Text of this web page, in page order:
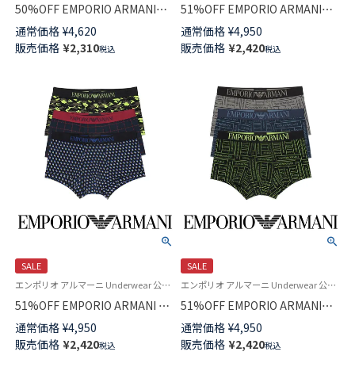
50%OFF EMPORIO ARMANI
THE NEW ICON ニューアイコン
ブリーフ 前閉じ EUサイズ メン
ズ アンダーウェア 54047294
通常価格 ¥4,620
販売価格 ¥2,310税込
51%OFF EMPORIO ARMANI
EAGLE LABEL イーグルラベル
オーガニックコットン ボクサー
パンツ 前閉じ EUサイズ メンズ
通常価格 ¥4,950
販売価格 ¥2,420税込
SALE
エンポリオ アルマーニ Underwear 公式オンラインショップ
51%OFF EMPORIO ARMANI ク
ラシック パターン ミックス ボ
クサーパンツ 前閉じ EUサイズ
メンズ 54075049
通常価格 ¥4,950
販売価格 ¥2,420税込
SALE
エンポリオ アルマーニ Underwear 公式オンラインショップ
51%OFF EMPORIO ARMANI
EAGLE BRAND LOGO イーグル
ブランド ロゴ ボクサーパンツ
前閉じ EUサイズ メンズ
通常価格 ¥4,950
販売価格 ¥2,420税込